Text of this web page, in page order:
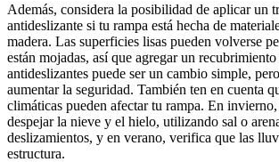
Además, considera la posibilidad de aplicar un
antideslizante si tu rampa está hecha de
madera. Las superficies lisas pueden volverse
están mojadas, así que agregar un
antideslizantes puede ser un cambio simple,
aumentar la seguridad. También ten en cuenta
climáticas pueden afectar tu rampa. En invierno,
despejar la nieve y el hielo, utilizando sal o
deslizamientos, y en verano, verifica que las
estructura.